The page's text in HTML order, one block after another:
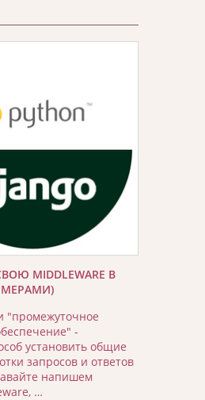
MIDDLEWARE В
"промежуточное
-
установить общие
запросов и ответов
напишем
…